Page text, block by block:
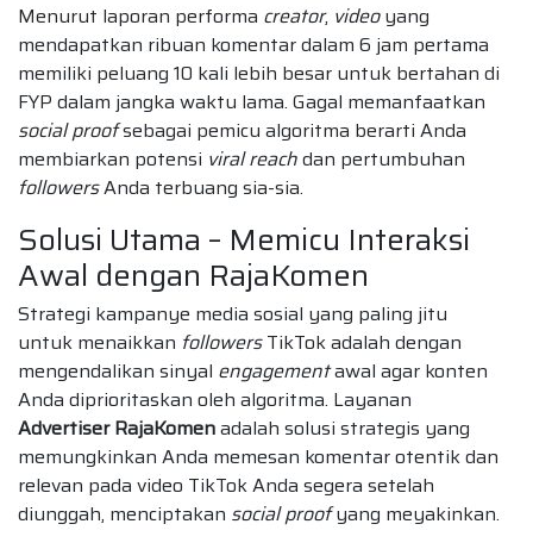
Menurut laporan performa creator, videoyang
mendapatkan ribuan komentar dalam 6 jam pertama
memiliki peluang 10 kali lebih besar untuk bertahan di
FYP dalam jangka waktu lama. Gagal memanfaatkan
social proofsebagai pemicu algoritma berarti Anda
membiarkan potensi viral reachdan pertumbuhan
followersAnda terbuang sia-sia.
Solusi Utama – Memicu Interaksi
Awal dengan RajaKomen
Strategi kampanye media sosial yang paling jitu
untuk menaikkan followersTikTok adalah dengan
mengendalikan sinyal engagementawal agar konten
Anda diprioritaskan oleh algoritma. Layanan
Advertiser RajaKomenadalah solusi strategis yang
memungkinkan Anda memesan komentar otentik dan
relevan pada video TikTok Anda segera setelah
diunggah, menciptakan social proofyang meyakinkan.